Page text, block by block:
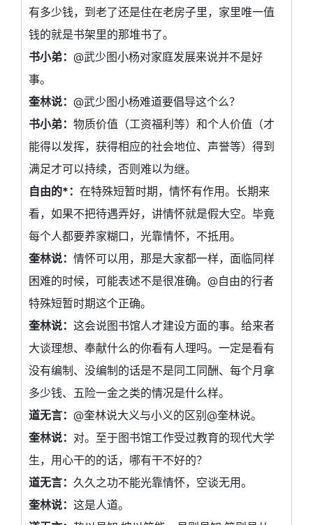
有多少钱，到老了还是住在老房子里，家里唯一值
钱的就是书架里的那堆书了。
书小弟： @武少图小杨对家庭发展来说并不是好
事。
奎林说： @武少图小杨难道要倡导这个么？
书小弟： 物质价值（工资福利等）和个人价值（才
能得以发挥，获得相应的社会地位、声誉等）得到
满足才可以持续，否则难以为继。
自由的*： 在特殊短暂时期，情怀有作用。长期来
看，如果不把待遇弄好，讲情怀就是假大空。毕竟
每个人都要养家糊口，光靠情怀，不抵用。
奎林说： 情怀可以用，那是大家都一样，面临同样
困难的时候，可能表述不是很准确。@自由的行者
特殊短暂时期这个正确。
奎林说： 这会说图书馆人才建设方面的事。给来者
大谈理想、奉献什么的你看有人理吗。一定是看有
没有编制、没编制的话是不是同工同酬、每个月拿
多少钱、五险一金之类的情况是什么样。
道无言： @奎林说大义与小义的区别@奎林说。
奎林说： 对。至于图书馆工作受过教育的现代大学
生，用心干的的话，哪有干不好的？
道无言： 久久之功不能光靠情怀，空谈无用。
奎林说： 这是人道。